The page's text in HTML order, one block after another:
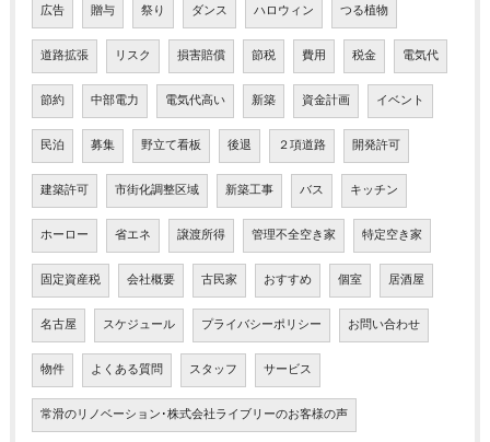
広告 贈与 祭り ダンス ハロウィン つる植物
道路拡張 リスク 損害賠償 節税 費用 税金 電気代
節約 中部電力 電気代高い 新築 資金計画 イベント
民泊 募集 野立て看板 後退 ２項道路 開発許可
建築許可 市街化調整区域 新築工事 バス キッチン
ホーロー 省エネ 譲渡所得 管理不全空き家 特定空き家
固定資産税 会社概要 古民家 おすすめ 個室 居酒屋
名古屋 スケジュール プライバシーポリシー お問い合わせ
物件 よくある質問 スタッフ サービス
常滑のリノベーション･株式会社ライブリーのお客様の声